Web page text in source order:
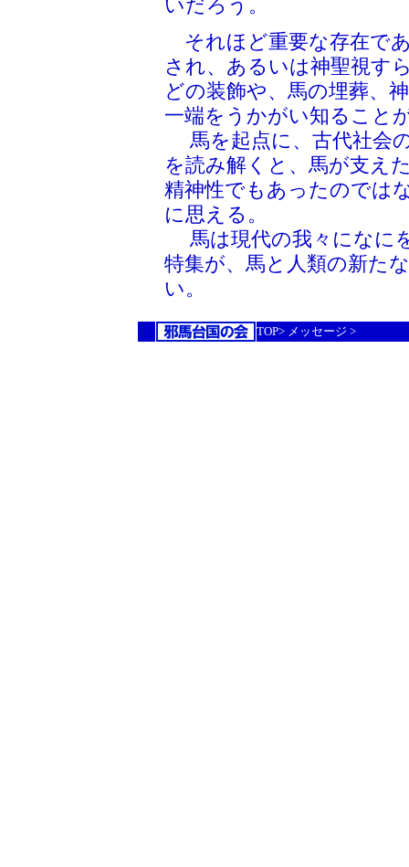
いだろう。
それほど重要な存在で
され、あるいは神聖視す
どの装飾や、馬の埋葬、
一端をうかがい知ること
馬を起点に、古代社会
を読み解くと、馬が支え
精神性でもあったのでは
に思える。
馬は現代の我々になに
特集が、馬と人類の新た
い。
TOP> メッセージ >